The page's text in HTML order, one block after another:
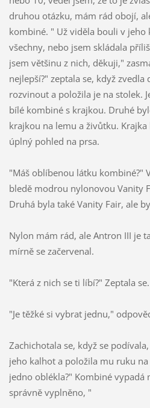
druhou otázku, mám rád obojí,
kombiné. " Už viděla bouli v jeho
všechny, nebo jsem skládala
jsem většinu z nich, děkuji,"
nejlepší?" zeptala se, když
rozvinout a položila je na stolek.
bílé kombiné s krajkou. Druhé
krajkou na lemu a živůtku.
úplný pohled na prsa.
"Máš oblíbenou látku kombiné?"
bledě modrou nylonovou Vanity
Druhá byla také Vanity Fair, ale
Nylon mám rád, ale Antron III je
mírně se začervenal.
"Která z nich se ti líbí?" Zeptala se.
"Je těžké si vybrat jednu,"
Zachichotala se, když se
jeho kalhot a položila mu ruku
jedno oblékla?" Kombiné vypadá
správně vyplněno, "